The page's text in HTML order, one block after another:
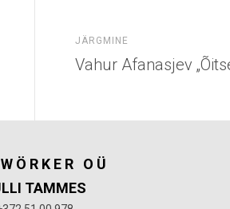
JÄRGMINE
Vahur Afanasjev
Ö R K E RO Ü
TAMMES